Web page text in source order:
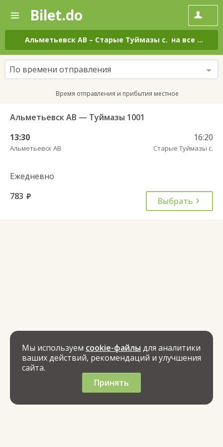
—
Поиск
и
покупка
билетов
на
автобус
онлайн
Bilet.do
Альметьевск АВ – Старые Туймазы с. на все дни
По времени отправления
Время отправления и прибытия местное
Альметьевск АВ — Туймaзы 1001
13:30
Альметьевск АВ
16:20
Старые Туймазы с.
Ежедневно
783 руб. Выбрать
Мы используем cookie-файлы для аналитики
ваших действий, рекомендаций и улучшения
сайта.
Принять